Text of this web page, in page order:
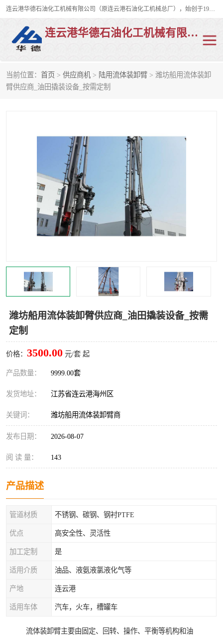
连云港华德石油化工机械有限公司（原连云港石油化工机械总厂），始创于1982年，是从事码头船用流体装卸臂、陆用流体装卸臂（鹤管）、活动梯、钢构平台、定量装车系统等全系列流体装卸设备的设计、制造、销售以及服务的专业供应商。
连云港华德石油化工机械有限公司
当前位置： 首页 > 供应商机 > 陆用流体装卸臂 > 潍坊船用流体装卸
臂供应商_油田撬装设备_按需定制
潍坊船用流体装卸臂供应商_油田撬装设备_按需
定制
价格： 3500.00 元/套 起
产品数量： 9999.00套
发货地址： 江苏省连云港海州区
关键词： 潍坊船用流体装卸臂商
发布日期： 2026-08-07
阅 读 量： 143
产品描述
管道材质 不锈钢、碳钢、钢衬PTFE
优点 高安全性、灵活性
加工定制 是
适用介质 油品、液氨液氯液化气等
产地 连云港
适用车体 汽车，火车，槽罐车
流体装卸臂主要由固定、回转、操作、平衡等机构和油
陆用流体装卸臂
LNG鹤管 活动梯
卸车鹤管
装车鹤管 输油臂
紧急脱离干式接头 火车鹤管
汽车鹤管 顶部鹤管
浮动出油装置